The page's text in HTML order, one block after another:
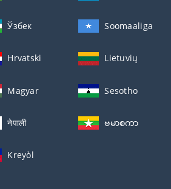
Ўзбек Soomaaliga
Hrvatski Lietuvių
Magyar Sesotho
नेपाली ဗမာစကာ
Kreyòl